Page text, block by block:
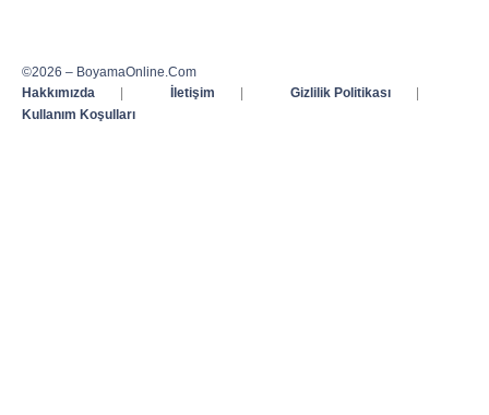
©2026 – BoyamaOnline.Com
Hakkımızda
| İletişim | Gizlilik Politikası
|
Kullanım Koşulları